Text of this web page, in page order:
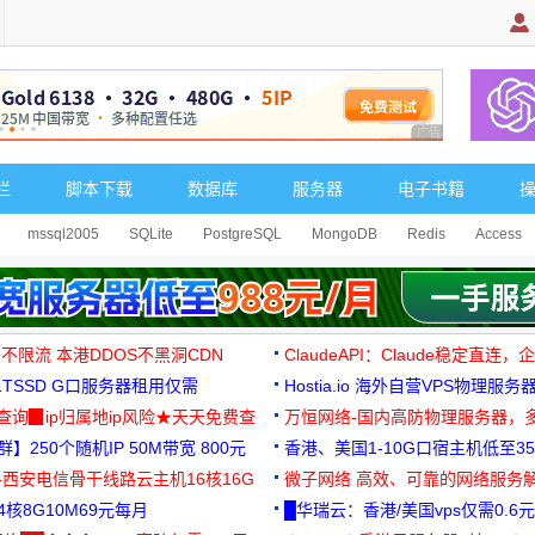
广告 商业广告，理
脚本下载 数据库 服务器 电子书籍
mssql2005 SQLite PostgreSQL MongoDB Redis Access
限流 本港DDOS不黑洞CDN
ClaudeAPI：Claude稳定直连，
G口服务器租用仅需
费测试
Hostia.io 海外自营VPS物理服务
询▉ip归属地ip风险★天天免费查
万恒网络-国内高防物理服务器，
99元/月起
】250个随机IP 50M带宽 800元
香港、美国1-10G口宿主机低至
安电信骨干线路云主机16核16G
微子网络 高效、可靠的网络服务
核8G10M69元每月
█华瑞云：香港/美国vps仅需0.6